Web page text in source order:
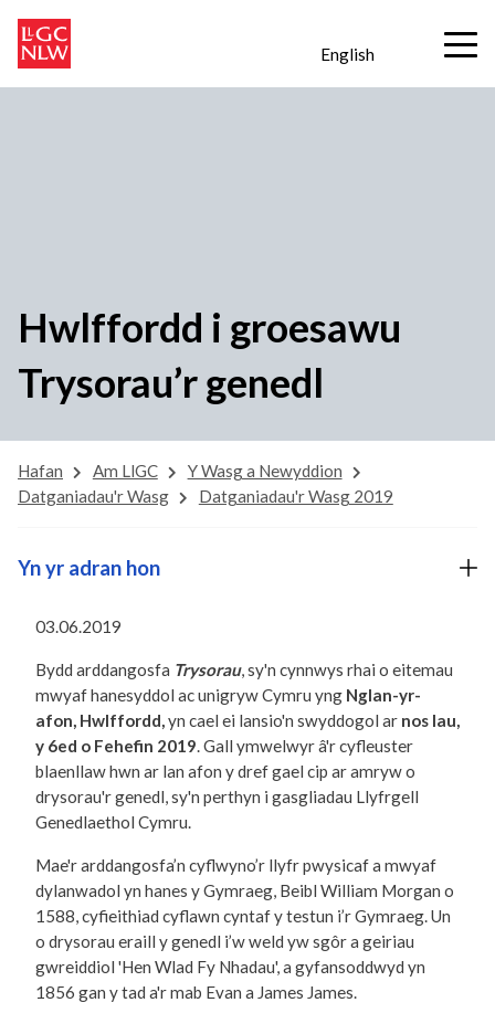
English
Hwlffordd i groesawu
Trysorau’r genedl
Hafan Am LlGC
Y Wasg a Newyddion
Datganiadau'r Wasg
Datganiadau'r Wasg 2019
03.06.2019
Bydd arddangosfa Trysorau, sy'n cynnwys rhai o eitemau
mwyaf hanesyddol ac unigryw Cymru yng Nglan-yr-
afon, Hwlffordd,yn cael ei lansio'n swyddogol ar nos Iau,
y 6ed o Fehefin 2019. Gall ymwelwyr â'r cyfleuster
blaenllaw hwn ar lan afon y dref gael cip ar amryw o
drysorau'rgenedl,sy'n perthyn i gasgliadau Llyfrgell
Genedlaethol Cymru.
Mae'r arddangosfa’n cyflwyno’r llyfr pwysicaf a mwyaf
dylanwadol yn hanes y Gymraeg, Beibl William Morgan o
1588, cyfieithiad cyflawn cyntaf y testun i’r Gymraeg. Un
o drysorau eraill y genedl i’w weld yw sgôr a geiriau
gwreiddiol 'Hen Wlad Fy Nhadau', a gyfansoddwyd yn
1856 gan y tad a'r mab Evan a James James.
Yn yr adran hon